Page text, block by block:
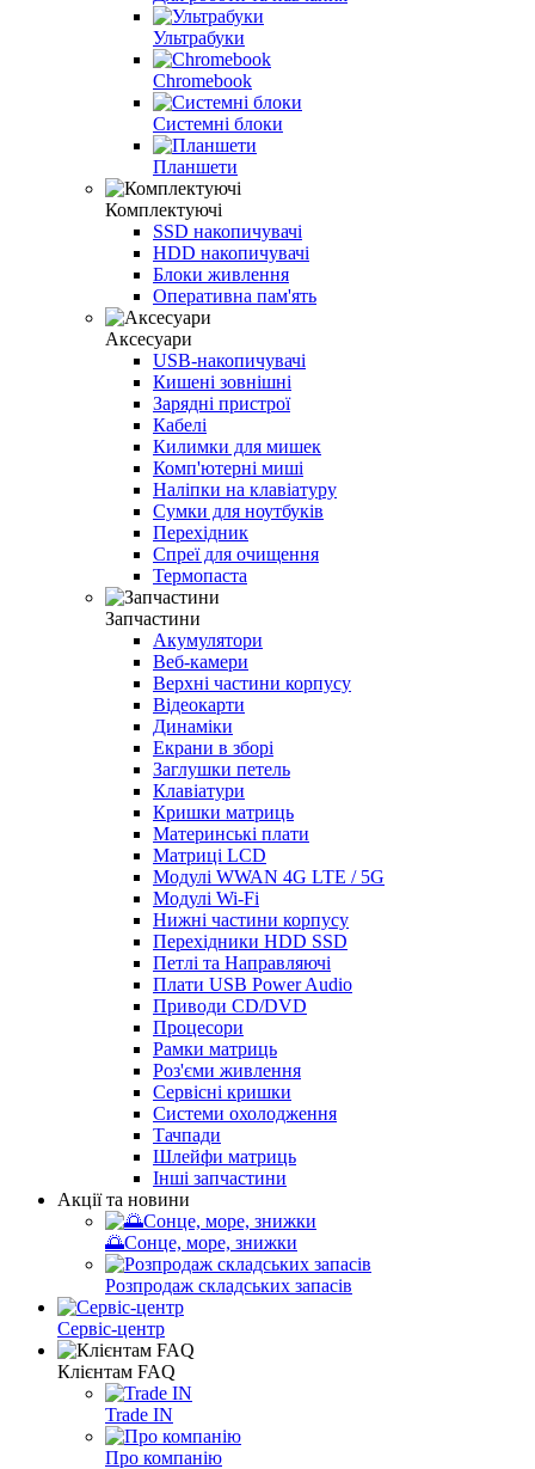
Ультрабуки
Chromebook
Системні блоки
Планшети
Комплектуючі
SSD накопичувачі
HDD накопичувачі
Блоки живлення
Оперативна пам'ять
Аксесуари
USB-накопичувачi
Кишенi зовнішнi
Зарядні пристрої
Кабелi
Килимки для мишек
Комп'ютерні миші
Наліпки на клавіатуру
Сумки для ноутбуків
Перехідник
Спреї для очищення
Термопаста
Запчастини
Акумулятори
Веб-камери
Верхні частини корпусу
Відеокарти
Динаміки
Екрани в зборі
Заглушки петель
Клавіатури
Кришки матриць
Материнські плати
Матриці LCD
Модулі WWAN 4G LTE / 5G
Модулі Wi-Fi
Нижні частини корпусу
Перехідники HDD SSD
Петлі та Направляючі
Плати USB Power Audio
Приводи CD/DVD
Процесори
Рамки матриць
Роз'єми живлення
Сервісні кришки
Системи охолодження
Тачпади
Шлейфи матриць
Інші запчастини
Акції та новини
🌅Сонце, море, знижки
Розпродаж складських запасів
Сервіс-центр
Клієнтам FAQ
Trade IN
Про компанію